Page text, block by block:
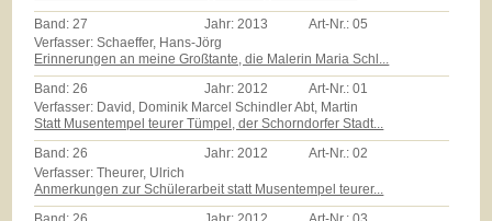
Band: 27 Jahr: 2013 Art-Nr.:05
Verfasser: Schaeffer, Hans-Jörg
Erinnerungen an meine Großtante, die Malerin Maria Schl...
Band:26 Jahr:2012 Art-Nr.:01
Verfasser: David, Dominik Marcel Schindler Abt, Martin
Statt Musentempel teurer Tümpel, der Schorndorfer Stadt...
Band:26 Jahr:2012 Art-Nr.:02
Verfasser: Theurer, Ulrich
Anmerkungen zur Schülerarbeit statt Musentempel teurer...